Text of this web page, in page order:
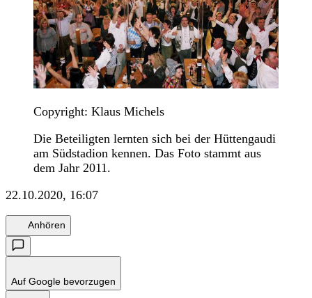
Copyright: Klaus Michels
Die Beteiligten lernten sich bei der Hüttengaudi
am Südstadion kennen. Das Foto stammt aus
dem Jahr 2011.
22.10.2020, 16:07
Anhören
Auf Google bevorzugen